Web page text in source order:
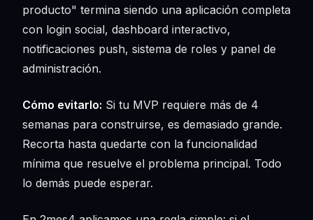
producto" termina siendo una aplicación completa
con login social, dashboard interactivo,
notificaciones push, sistema de roles y panel de
administración.
Cómo evitarlo: Si tu MVP requiere más de 4
semanas para construirse, es demasiado grande.
Recorta hasta quedarte con la funcionalidad
mínima que resuelve el problema principal. Todo
lo demás puede esperar.